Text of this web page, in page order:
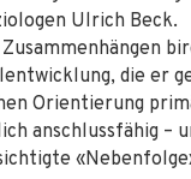
Ulrich Beck.
die er
Orientierung
anschlussfähig –